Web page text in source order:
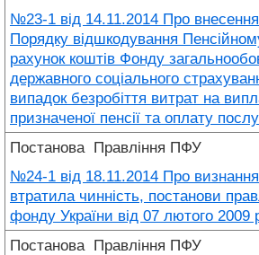
№23-1 від 14.11.2014 Про
Порядку відшкодування
рахунок коштів Фонду
державного соціального
випадок безробіття витрат на
призначеної пенсії та оплату
Постанова Правління ПФУ
№24-1 від 18.11.2014 Про
втратила чинність, постанови
фонду України від 07 лютого
Постанова Правління ПФУ